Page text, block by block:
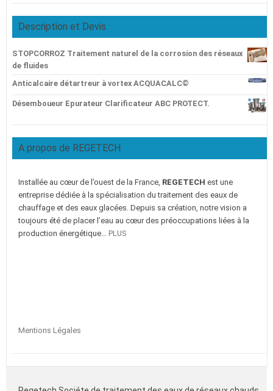
Description et Devis
STOPCORROZ Traitement naturel de la corrosion des réseaux
de fluides
Anticalcaire détartreur à vortex ACQUACALC©
Désemboueur Epurateur Clarificateur ABC PROTECT.
A propos de REGETECH
Installée au cœur de l’ouest de la France, REGETECH est une
entreprise dédiée à la spécialisation du traitement des eaux de
chauffage et des eaux glacées. Depuis sa création, notre vision a
toujours été de placer l’eau au cœur des préoccupations liées à la
production énergétique… PLUS
Mentions Légales